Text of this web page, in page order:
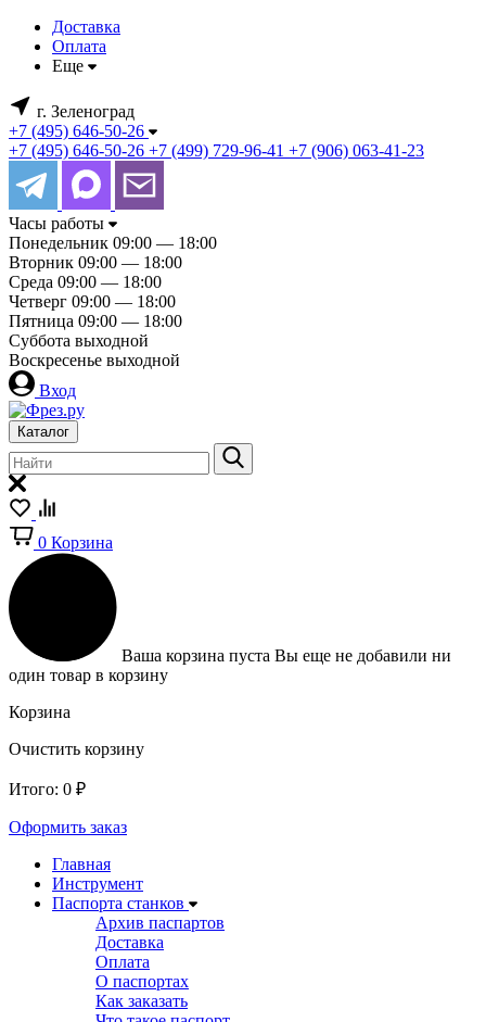
Доставка
Оплата
Еще
г. Зеленоград
+7 (495) 646-50-26
+7 (495) 646-50-26 +7 (499) 729-96-41 +7 (906) 063-41-23
Часы работы
Понедельник 09:00 — 18:00
Вторник 09:00 — 18:00
Среда 09:00 — 18:00
Четверг 09:00 — 18:00
Пятница 09:00 — 18:00
Суббота выходной
Воскресенье выходной
Вход
Каталог
0 Корзина
Ваша корзина пуста Вы еще не добавили ни
один товар в корзину
Корзина
Очистить корзину
Итого: 0 ₽
Оформить заказ
Главная
Инструмент
Паспорта станков
Архив паспартов
Доставка
Оплата
О паспортах
Как заказать